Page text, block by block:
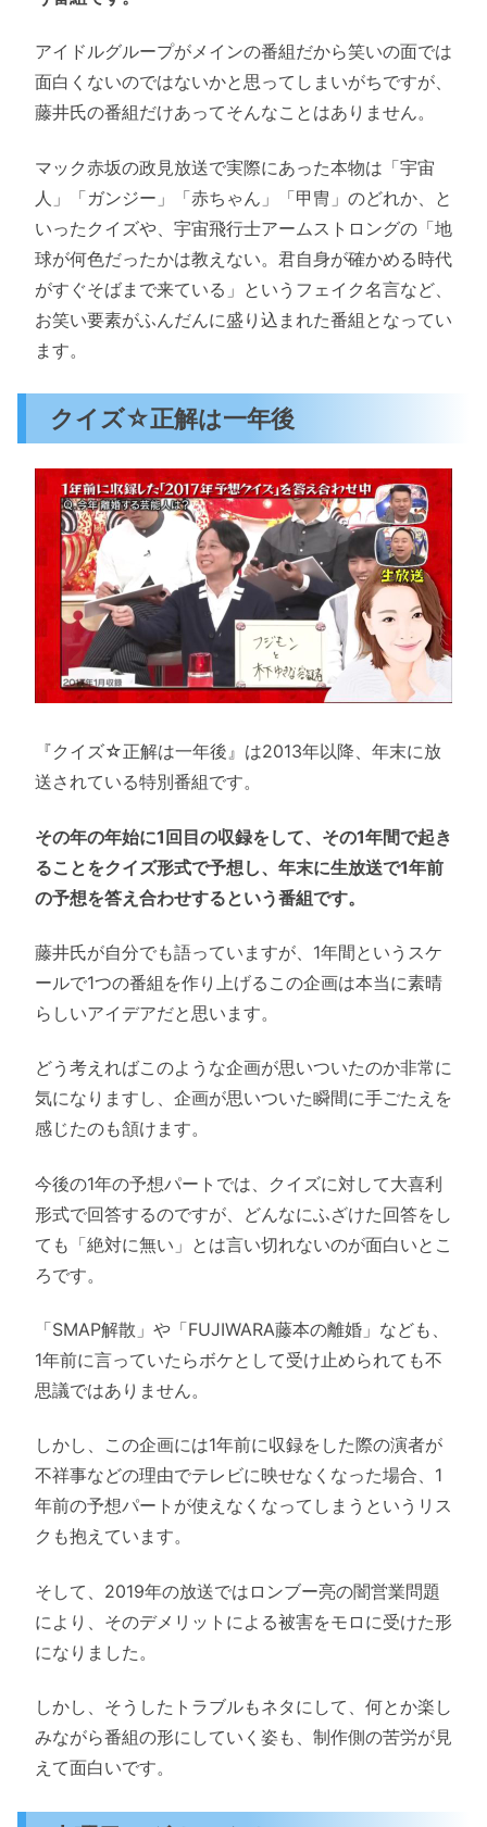
アイドルグループがメインの番組だから笑いの面では
面白くないのではないかと思ってしまいがちですが、
藤井氏の番組だけあってそんなことはありません。
マック赤坂の政見放送で実際にあった本物は「宇宙
人」「ガンジー」「赤ちゃん」「甲冑」のどれか、と
いったクイズや、宇宙飛行士アームストロングの「地
球が何色だったかは教えない。君自身が確かめる時代
がすぐそばまで来ている」というフェイク名言など、
お笑い要素がふんだんに盛り込まれた番組となってい
ます。
クイズ☆正解は一年後
『クイズ☆正解は一年後』は2013年以降、年末に放
送されている特別番組です。
その年の年始に1回目の収録をして、その1年間で起き
ることをクイズ形式で予想し、年末に生放送で1年前
の予想を答え合わせするという番組です。
藤井氏が自分でも語っていますが、1年間というスケ
ールで1つの番組を作り上げるこの企画は本当に素晴
らしいアイデアだと思います。
どう考えればこのような企画が思いついたのか非常に
気になりますし、企画が思いついた瞬間に手ごたえを
感じたのも頷けます。
今後の1年の予想パートでは、クイズに対して大喜利
形式で回答するのですが、どんなにふざけた回答をし
ても「絶対に無い」とは言い切れないのが面白いとこ
ろです。
「SMAP解散」や「FUJIWARA藤本の離婚」なども、
1年前に言っていたらボケとして受け止められても不
思議ではありません。
しかし、この企画には1年前に収録をした際の演者が
不祥事などの理由でテレビに映せなくなった場合、1
年前の予想パートが使えなくなってしまうというリス
クも抱えています。
そして、2019年の放送ではロンブー亮の闇営業問題
により、そのデメリットによる被害をモロに受けた形
になりました。
しかし、そうしたトラブルもネタにして、何とか楽し
みながら番組の形にしていく姿も、制作側の苦労が見
えて面白いです。